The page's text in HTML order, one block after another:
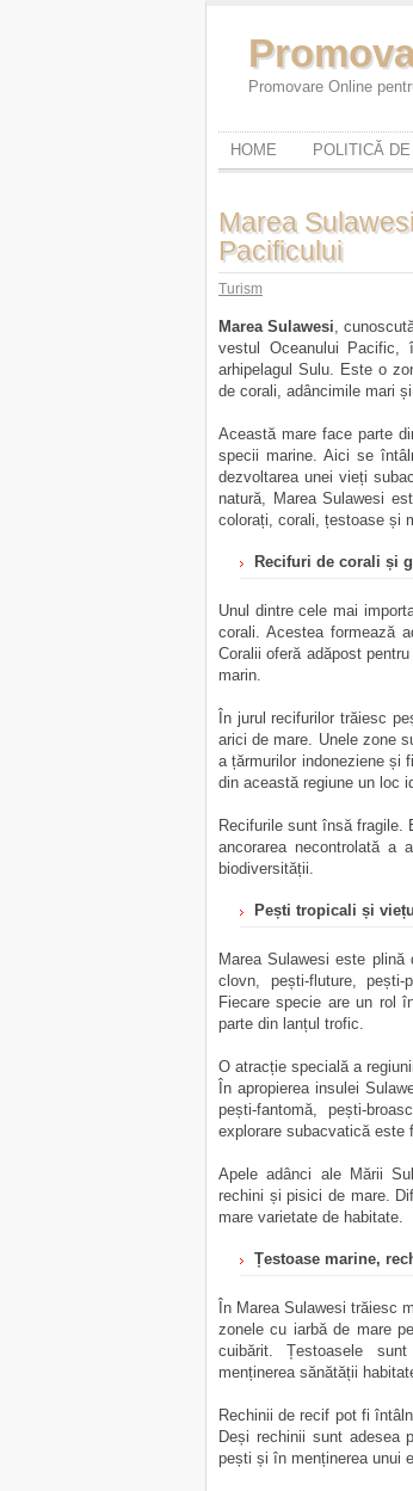
Promovare Online
HOME POLITICĂ
Marea
Pacificului
Turism
Marea Sulawesi,
vestul Oceanului Pacific,
arhipelagul Sulu. Este o
de corali, adâncimile mari
Această mare face parte
specii marine. Aici se
dezvoltarea unei vieți
natură, Marea Sulawesi
colorați, corali, țestoase și
Recifuri de corali și
Unul dintre cele mai
corali. Acestea formează
Coralii oferă adăpost
marin.
În jurul recifurilor trăiesc
arici de mare. Unele zone
a țărmurilor indoneziene și
din această regiune un loc
Recifurile sunt însă fragile.
ancorarea necontrolată a
biodiversității.
Pești tropicali și
Marea Sulawesi este
clovn, pești-fluture,
Fiecare specie are un rol
parte din lanțul trofic.
O atracție specială a
În apropierea insulei
pești-fantomă, pești-
explorare subacvatică este
Apele adânci ale Mării
rechini și pisici de mare.
mare varietate de habitate.
Țestoase marine,
În Marea Sulawesi trăiesc
zonele cu iarbă de mare
cuibărit. Țestoasele
menținerea sănătății
Rechinii de recif pot fi
Deși rechinii sunt adesea
pești și în menținerea unui